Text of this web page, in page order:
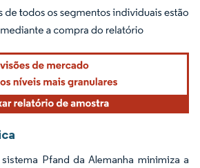
O reuso requer atribuição conforme CC BY 4.0.
Pfand da Alemanha minimiza a